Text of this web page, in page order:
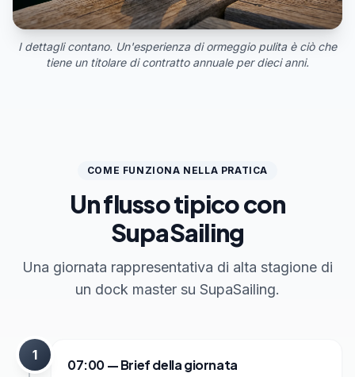
I dettagli contano. Un'esperienza di ormeggio pulita è ciò che
tiene un titolare di contratto annuale per dieci anni.
COME FUNZIONA NELLA PRATICA
Un flusso tipico con
SupaSailing
Una giornata rappresentativa di alta stagione di
un dock master su SupaSailing.
1
07:00 — Brief della giornata